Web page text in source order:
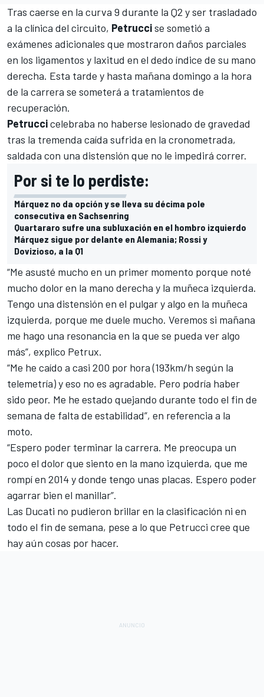
Tras caerse en la curva 9 durante la Q2 y ser trasladado
a la clínica del circuito, Petruccise sometió a
exámenes adicionales que mostraron daños parciales
en los ligamentos y laxitud en el dedo índice de su mano
derecha. Esta tarde y hasta mañana domingo a la hora
de la carrera se someterá a tratamientos de
recuperación.
Petruccicelebraba no haberse lesionado de gravedad
tras la tremenda caída sufrida en la cronometrada,
saldada con una distensión que no le impedirá correr.
Por si te lo perdiste:
Márquez no da opción y se lleva su décima pole
consecutiva en Sachsenring
Quartararo sufre una subluxación en el hombro izquierdo
Márquez sigue por delante en Alemania; Rossi y
Dovizioso, a la Q1
“Me asusté mucho en un primer momento porque noté
mucho dolor en la mano derecha y la muñeca izquierda.
Tengo una distensión en el pulgar y algo en la muñeca
izquierda, porque me duele mucho. Veremos si mañana
me hago una resonancia en la que se pueda ver algo
más”, explico Petrux.
“Me he caído a casi 200 por hora (193km/h según la
telemetría) y eso no es agradable. Pero podría haber
sido peor. Me he estado quejando durante todo el fin de
semana de falta de estabilidad”, en referencia a la
moto.
“Espero poder terminar la carrera. Me preocupa un
poco el dolor que siento en la mano izquierda, que me
rompí en 2014 y donde tengo unas placas. Espero poder
agarrar bien el manillar”.
Las Ducati no pudieron brillar en la clasificación ni en
todo el fin de semana, pese a lo que Petrucci cree que
hay aún cosas por hacer.